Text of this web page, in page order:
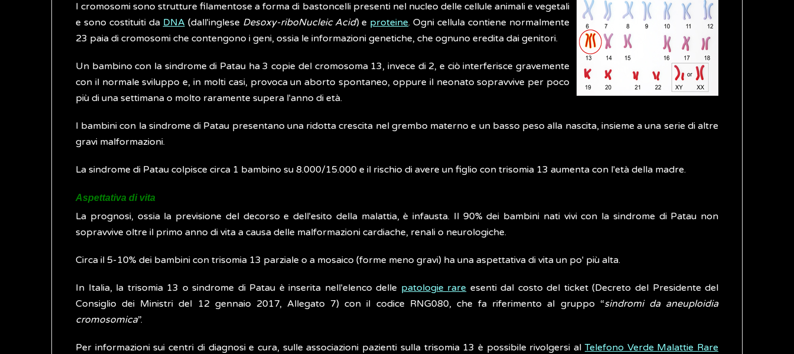
I cromosomi sono strutture filamentose a forma di bastoncelli presenti nel nucleo delle cellule animali e vegetali
e sono costituiti da DNA (dall'inglese Desoxy-riboNucleic Acid) e proteine. Ogni cellula contiene normalmente
23 paia di cromosomi che contengono i geni, ossia le informazioni genetiche, che ognuno eredita dai genitori.
Un bambino con la sindrome di Patau ha 3 copie del cromosoma 13, invece di 2, e ciò interferisce gravemente
con il normale sviluppo e, in molti casi, provoca un aborto spontaneo, oppure il neonato sopravvive per poco
più di una settimana o molto raramente supera l'anno di età.
I bambini con la sindrome di Patau presentano una ridotta crescita nel grembo materno e un basso peso alla nascita, insieme a una serie di altre
gravi malformazioni.
La sindrome di Patau colpisce circa 1 bambino su 8.000/15.000 e il rischio di avere un figlio con trisomia 13 aumenta con l'età della madre.
Aspettativa di vita
La prognosi, ossia la previsione del decorso e dell'esito della malattia, è infausta. Il 90% dei bambini nati vivi con la sindrome di Patau non
sopravvive oltre il primo anno di vita a causa delle malformazioni cardiache, renali o neurologiche.
Circa il 5-10% dei bambini con trisomia 13 parziale o a mosaico (forme meno gravi) ha una aspettativa di vita un po' più alta.
In Italia, la trisomia 13 o sindrome di Patau è inserita nell'elenco delle patologie rare esenti dal costo del ticket (Decreto del Presidente del
Consiglio dei Ministri del 12 gennaio 2017, Allegato 7) con il codice RNG080, che fa riferimento al gruppo “sindromi da aneuploidia
cromosomica”.
Per informazioni sui centri di diagnosi e cura, sulle associazioni pazienti sulla trisomia 13 è possibile rivolgersi alTelefono Verde Malattie Rare